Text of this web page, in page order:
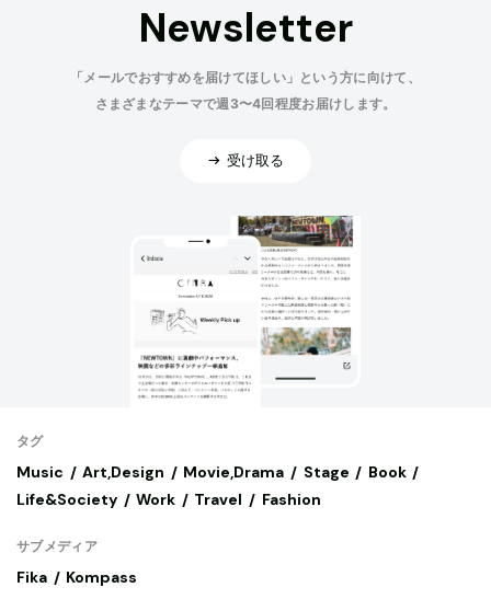
Newsletter
「メールでおすすめを届けてほしい」という方に向けて、
さまざまなテーマで週3〜4回程度お届けします。
受け取る
タグ
Music Art,Design Movie,Drama Stage
Book
Life&Society
Work Travel Fashion
サブメディア
Fika Kompass